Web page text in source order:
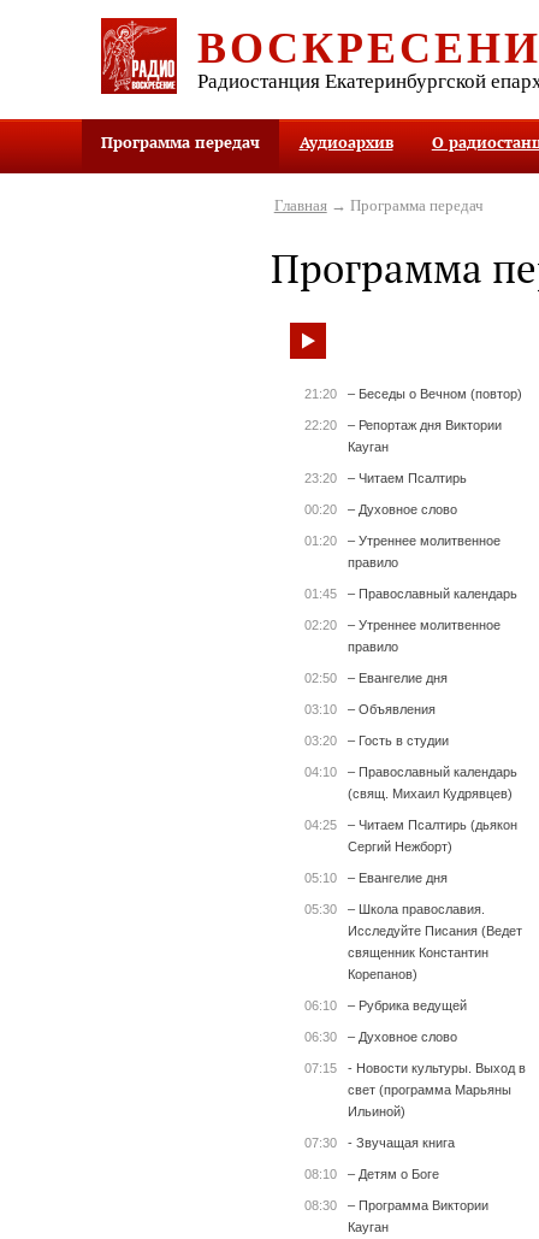
Радиостанция Екатеринбургской
Программа передач Аудиоархив О
Главная→ Программа передач
Программа
21:20 – Беседы о Вечном (повтор)
22:20
– Репортаж дня Виктории
Кауган
23:20 – Читаем Псалтирь
00:20 – Духовное слово
01:20
– Утреннее молитвенное
правило
01:45 – Православный календарь
02:20
– Утреннее молитвенное
правило
02:50 – Евангелие дня
03:10 – Объявления
03:20 – Гость в студии
04:10
– Православный календарь
(свящ. Михаил Кудрявцев)
04:25
– Читаем Псалтирь (дьякон
Сергий Нежборт)
05:10 – Евангелие дня
05:30
– Школа православия.
Исследуйте Писания (Ведет
священник Константин
Корепанов)
06:10 – Рубрика ведущей
06:30 – Духовное слово
07:15
- Новости культуры. Выход в
свет (программа Марьяны
Ильиной)
07:30 - Звучащая книга
08:10 – Детям о Боге
08:30
– Программа Виктории
Кауган